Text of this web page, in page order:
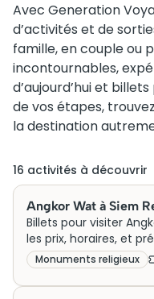
Avec Generation
d’activités et de
famille, en couple ou
incontournables,
d’aujourd’hui et
de vos étapes,
la destination
16 activités à découvrir
Angkor Wat à Siem
Billets pour visiter
les prix, horaires, et
incontournable du
Monuments religieux